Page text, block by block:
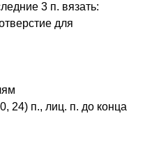
3 п. вязать:
для
24) п., лиц. п. до конца